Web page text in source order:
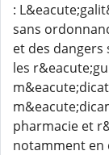
:
sans
et des
les
pharmacie et
notamment en